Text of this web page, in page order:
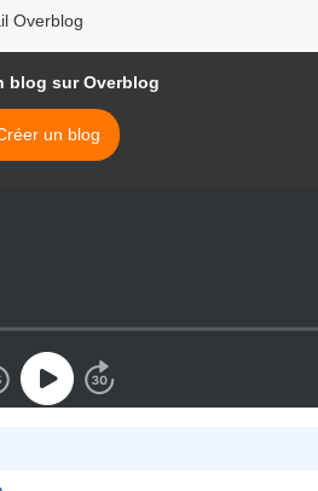
Overblog
blog sur Overblog
un blog